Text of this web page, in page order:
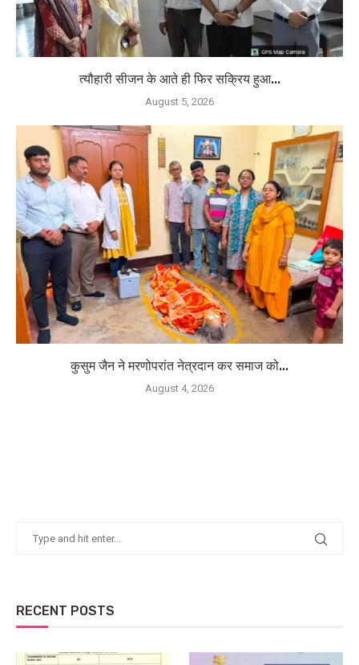
त्यौहारी सीजन के आते ही फिर सक्रिय हुआ...
August 5, 2026
कुसुम जैन ने मरणोपरांत नेत्रदान कर समाज को...
August 4, 2026
RECENT POSTS